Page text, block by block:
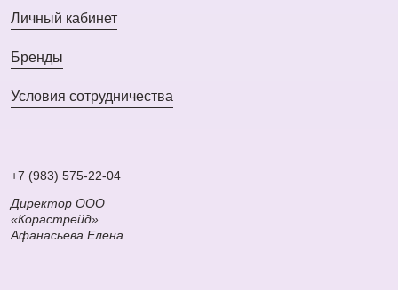
Личный кабинет
Бренды
Условия сотрудничества
+7 (983) 575-22-04
Директор ООО
«Корастрейд»
Афанасьева Елена